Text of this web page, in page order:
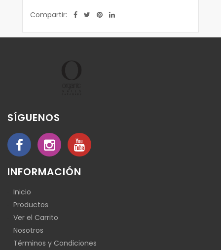
Compartir:
SÍGUENOS
INFORMACIÓN
Inicio
Productos
Ver el Carrito
Nosotros
Términos y Condiciones